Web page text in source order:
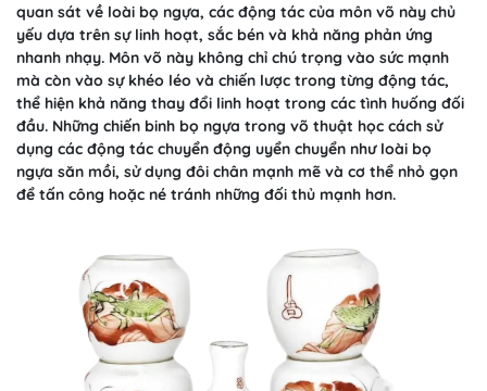
quan sát về loài bọ ngựa, các động tác của môn võ này chủ
yếu dựa trên sự linh hoạt, sắc bén và khả năng phản ứng
nhanh nhạy. Môn võ này không chỉ chú trọng vào sức mạnh
mà còn vào sự khéo léo và chiến lược trong từng động tác,
thể hiện khả năng thay đổi linh hoạt trong các tình huống đối
đầu. Những chiến binh bọ ngựa trong võ thuật học cách sử
dụng các động tác chuyển động uyển chuyển như loài bọ
ngựa săn mồi, sử dụng đôi chân mạnh mẽ và cơ thể nhỏ gọn
để tấn công hoặc né tránh những đối thủ mạnh hơn.